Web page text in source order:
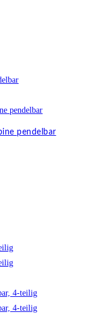
pendelbar